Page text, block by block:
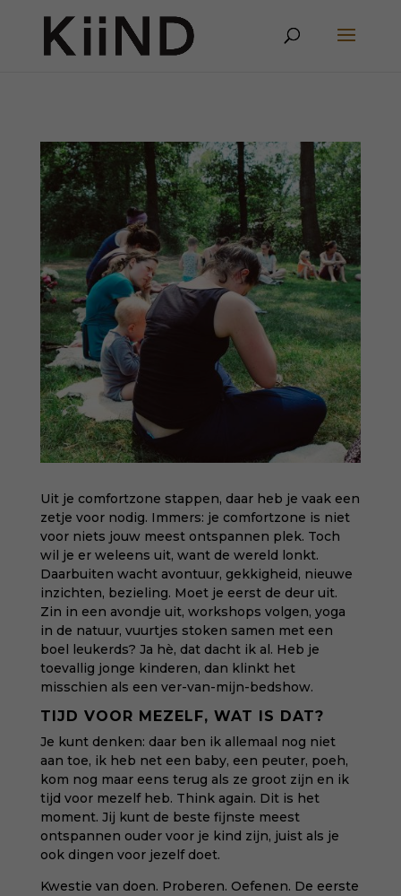
Uit je comfortzone stappen, daar heb je vaak een
zetje voor nodig. Immers: je comfortzone is niet
voor niets jouw meest ontspannen plek. Toch
wil je er weleens uit, want de wereld lonkt.
Daarbuiten wacht avontuur, gekkigheid, nieuwe
inzichten, bezieling. Moet je eerst de deur uit.
Zin in een avondje uit, workshops volgen, yoga
in de natuur, vuurtjes stoken samen met een
boel leukerds? Ja hè, dat dacht ik al. Heb je
toevallig jonge kinderen, dan klinkt het
misschien als een ver-van-mijn-bedshow.
TIJD VOOR MEZELF, WAT IS DAT?
Je kunt denken: daar ben ik allemaal nog niet
aan toe, ik heb net een baby, een peuter, poeh,
kom nog maar eens terug als ze groot zijn en ik
tijd voor mezelf heb. Think again. Dit is het
moment. Jij kunt de beste fijnste meest
ontspannen ouder voor je kind zijn, juist als je
ook dingen voor jezelf doet.
Kwestie van doen. Proberen. Oefenen. De eerste